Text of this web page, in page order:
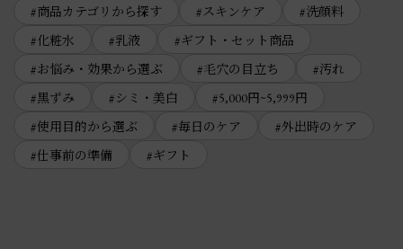
商品カテゴリから探す スキンケア
洗顔料
化粧水
乳液
ギフト・セット商品
お悩み・効果から選ぶ
毛穴の目立ち
汚れ
黒ずみ
シミ・美白
5,000円~5,999円
使用目的から選ぶ
毎日のケア
外出時のケア
仕事前の準備
ギフト